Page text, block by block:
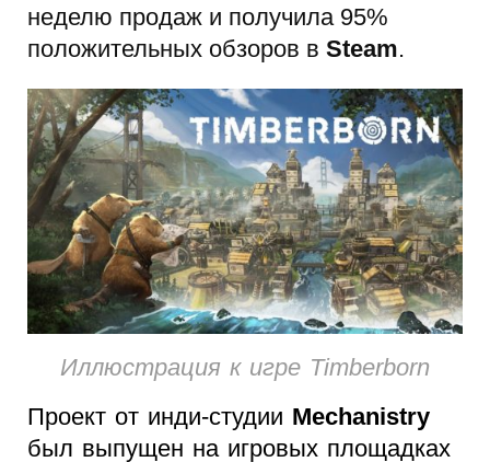
неделю продаж и получила 95%
положительных обзоров в Steam.
Иллюстрация к игре Timberborn
Проект от инди-студии Mechanistry
был выпущен на игровых площадках